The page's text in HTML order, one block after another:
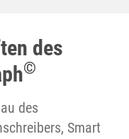
des
©
des
Smart